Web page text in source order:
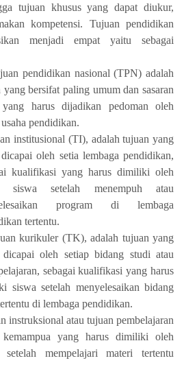
tujuan khusus yang dapat diukur,
kompetensi. Tujuan pendidikan
menjadi empat yaitu sebagai
pendidikan nasional (TPN) adalah
yang bersifat paling umum dan sasaran
harus dijadikan pedoman oleh
pendidikan.
institusional (TI), adalah tujuan yang
oleh setia lembaga pendidikan,
kualifikasi yang harus dimiliki oleh
siswa setelah menempuh atau
program di lembaga
tertentu.
kurikuler (TK), adalah tujuan yang
dicapai oleh setiap bidang studi atau
sebagai kualifikasi yang harus
siswa setelah menyelesaikan bidang
di lembaga pendidikan.
instruksional atau tujuan pembelajaran
yang harus dimiliki oleh
setelah mempelajari materi tertentu